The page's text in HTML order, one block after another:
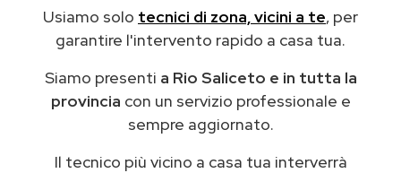
Usiamo solo tecnici di zona, vicini a te, per
garantire l'intervento rapido a casa tua.
Siamo presenti a Rio Saliceto e in tutta la
provincia con un servizio professionale e
sempre aggiornato.
Il tecnico più vicino a casa tua interverrà